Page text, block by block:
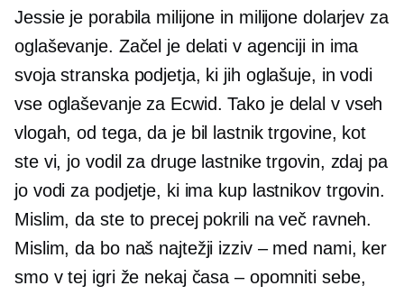
Jessie je porabila milijone in milijone dolarjev za
oglaševanje. Začel je delati v agenciji in ima
svoja stranska podjetja, ki jih oglašuje, in vodi
vse oglaševanje za Ecwid. Tako je delal v vseh
vlogah, od tega, da je bil lastnik trgovine, kot
ste vi, jo vodil za druge lastnike trgovin, zdaj pa
jo vodi za podjetje, ki ima kup lastnikov trgovin.
Mislim, da ste to precej pokrili na več ravneh.
Mislim, da bo naš najtežji izziv – med nami, ker
smo v tej igri že nekaj časa – opomniti sebe,